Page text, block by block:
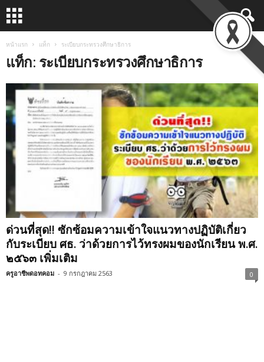
หน้าแรก แท็ก ระเบียบกระทรวงศึกษาธิการ
แท็ก: ระเบียบกระทรวงศึกษาธิการ
ด่วนที่สุด!! ซักซ้อมความเข้าใจแนวทางปฏิบัติเกี่ยว
กับระเบียบ ศธ. ว่าด้วยการไว้ทรงผมของนักเรียน พ.ศ.
๒๕๖๓ เพิ่มเติม
ครูอาชีพดอทคอม - 9 กรกฎาคม 2563 0